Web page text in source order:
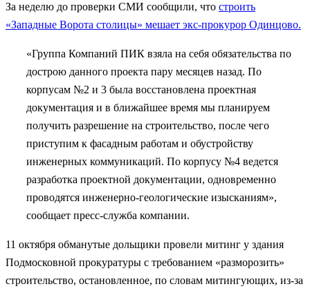
За неделю до проверки СМИ сообщили, что строить
«Западные Ворота столицы» мешает экс-прокурор Одинцово.
«Группа Компаний ПИК взяла на себя обязательства по
дострою данного проекта пару месяцев назад. По
корпусам №2 и 3 была восстановлена проектная
документация и в ближайшее время мы планируем
получить разрешение на строительство, после чего
приступим к фасадным работам и обустройству
инженерных коммуникаций. По корпусу №4 ведется
разработка проектной документации, одновременно
проводятся инженерно-геологические изысканиям»,
сообщает пресс-служба компании.
11 октября обманутые дольщики провели митинг у здания
Подмосковной прокуратуры с требованием «разморозить»
строительство, остановленное, по словам митингующих, из-за